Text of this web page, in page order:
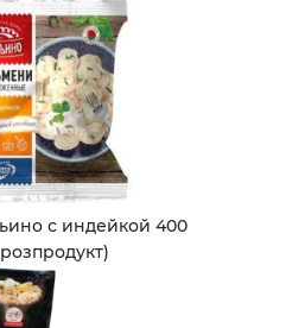
с индейкой 400